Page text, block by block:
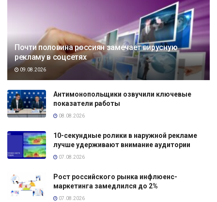
Почти половина россиян замечает вирусную
рекламу в соцсетях
09.08.2026
Антимонопольщики озвучили ключевые
показатели работы
08.08.2026
10-секундные ролики в наружной рекламе
лучше удерживают внимание аудитории
07.08.2026
Рост российского рынка инфлюенс-
маркетинга замедлился до 2%
07.08.2026